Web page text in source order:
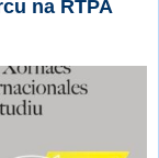
na RTPA